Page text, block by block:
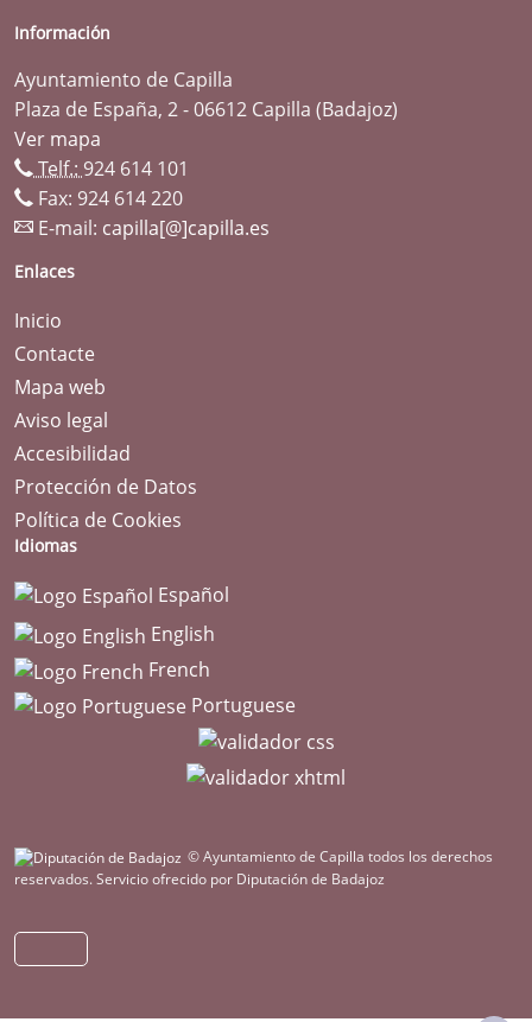
Información
Ayuntamiento de Capilla
Plaza de España, 2 - 06612 Capilla (Badajoz)
Ver mapa
Telf.: 924 614 101
Fax: 924 614 220
E-mail: capilla[@]capilla.es
Enlaces
Inicio
Contacte
Mapa web
Aviso legal
Accesibilidad
Protección de Datos
Política de Cookies
Idiomas
Español
English
French
Portuguese
© Ayuntamiento de Capilla todos los derechos
reservados.Servicio ofrecido por Diputación de Badajoz